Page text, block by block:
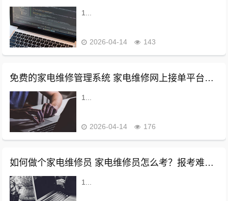
1...
2026-04-14 143
免费的家电维修管理系统 家电维修网上接单平台哪个好？三大维修app测评
1...
2026-04-14 176
如何做个家电维修员 家电维修员怎么考？报考难度大吗？含金量高吗？
1...